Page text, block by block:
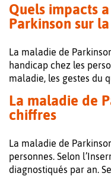
Quels impacts
Parkinson sur
La maladie de
handicap chez les
maladie, les gestes du
La maladie de
chiffres
La maladie de
personnes. Selon
diagnostiqués par an.